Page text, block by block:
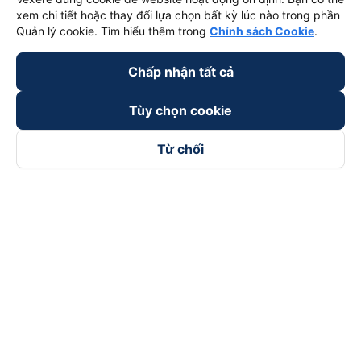
xem chi tiết hoặc thay đổi lựa chọn bất kỳ lúc nào trong phần
Quản lý cookie. Tìm hiểu thêm trong Chính sách Cookie.
Chấp nhận tất cả
Tùy chọn cookie
Từ chối